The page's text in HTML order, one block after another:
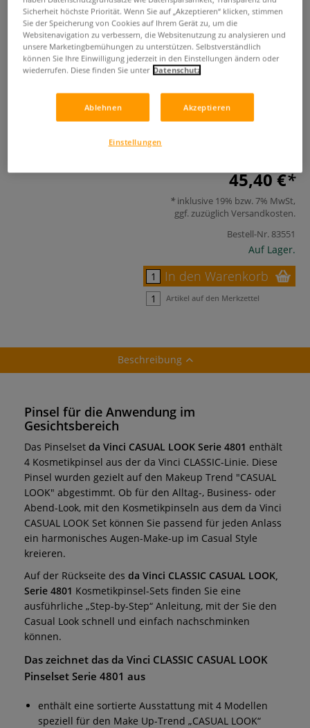
da Vinci CLASSIC CASUAL LOOK-
Set Serie 4801
Das Kosmetikpinsel-Set da Vinci CLASSIC CASUAL Look Serie
perfektes Augen-Make-up im Freizeit-Look.
45,40 €
inklusive 19% bzw. 7% MwSt,
ggf. zuzüglich Versandkosten.
Bestell-Nr. 83551
Auf Lager.
In den Warenkorb
Artikel auf den Merkzettel
Beschreibung
Pinsel für die Anwendung im
Gesichtsbereich
Das Pinselset da Vinci CASUAL LOOK Serie 4801 enthält
4 Kosmetikpinsel aus der da Vinci CLASSIC-Linie. Diese
Pinsel wurden gezielt auf den Makeup Trend "CASUAL
LOOK" abgestimmt. Ob für den Alltag-, Business- oder
Abend-Look, mit den Kosmetikpinseln aus dem da Vinci
CASUAL LOOK Set können Sie passend für jeden Anlass
ein harmonisches Augen-Make-up im Casual Style
kreieren.
Auf der Rückseite des da Vinci CLASSIC CASUAL LOOK,
Serie 4801 Kosmetikpinsel-Sets finden Sie eine
ausführliche „Step-by-Step“ Anleitung, mit der Sie den
Casual Look schnell und einfach nachschminken
können.
Das zeichnet das da Vinci CLASSIC CASUAL LOOK
Pinselset Serie 4801 aus
enthält eine sortierte Ausstattung mit 4 Modellen
speziell für den Make Up-Trend „CASUAL LOOK“
Sicherheit höchste Priorität. Wenn Sie auf „Akzeptieren“ klicken, stimmen
Sie der Speicherung von Cookies auf Ihrem Gerät zu, um die
Websitenavigation zu verbessern, die Websitenutzung zu analysieren und
unsere Marketingbemühungen zu unterstützen. Selbstverständlich
können Sie Ihre Einwilligung jederzeit in den Einstellungen ändern oder
wiederrufen. Diese finden Sie unter Datenschutz
Ablehnen Akzeptieren
Einstellungen